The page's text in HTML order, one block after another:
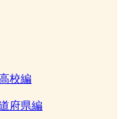
校編
府県編